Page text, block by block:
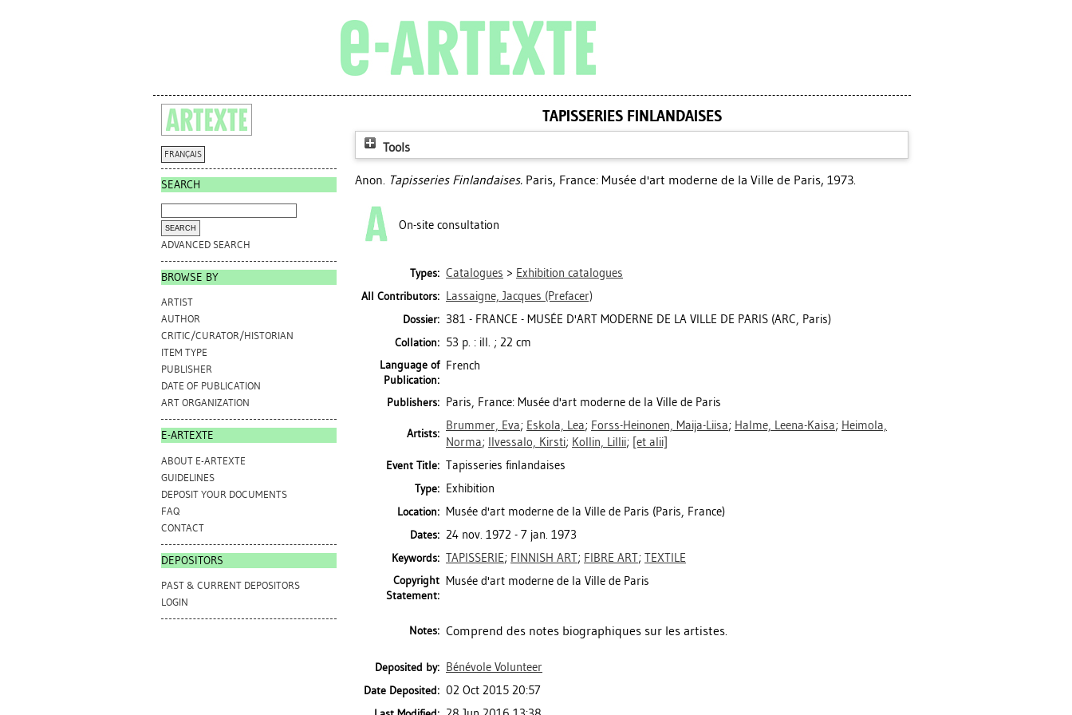
FRANÇAIS
SEARCH
ADVANCED SEARCH
BROWSE BY
ARTIST
AUTHOR
CRITIC/CURATOR/HISTORIAN
ITEM TYPE
PUBLISHER
DATE OF PUBLICATION
ART ORGANIZATION
E-ARTEXTE
ABOUT E-ARTEXTE
GUIDELINES
DEPOSIT YOUR DOCUMENTS
FAQ
CONTACT
DEPOSITORS
PAST & CURRENT DEPOSITORS
LOGIN
TAPISSERIES FINLANDAISES
Tools
Anon. Tapisseries Finlandaises. Paris, France: Musée d'art moderne de la Ville de Paris, 1973.
On-site consultation
Types: Catalogues > Exhibition catalogues
All Contributors: Lassaigne, Jacques (Prefacer)
Dossier: 381 - FRANCE - MUSÉE D'ART MODERNE DE LA VILLE DE PARIS (ARC, Paris)
Collation: 53 p. : ill. ; 22 cm
Language of
Publication:
French
Publishers: Paris, France: Musée d'art moderne de la Ville de Paris
Artists:
Brummer, Eva; Eskola, Lea; Forss-Heinonen, Maija-Liisa; Halme, Leena-Kaisa; Heimola,
Norma; Ilvessalo, Kirsti; Kollin, Lillii; [et alii]
Event Title: Tapisseries finlandaises
Type: Exhibition
Location: Musée d'art moderne de la Ville de Paris (Paris, France)
Dates: 24 nov. 1972 - 7 jan. 1973
Keywords: TAPISSERIE; FINNISH ART; FIBRE ART; TEXTILE
Copyright
Statement:
Musée d'art moderne de la Ville de Paris
Notes: Comprend des notes biographiques sur les artistes.
Deposited by: Bénévole Volunteer
Date Deposited: 02 Oct 2015 20:57